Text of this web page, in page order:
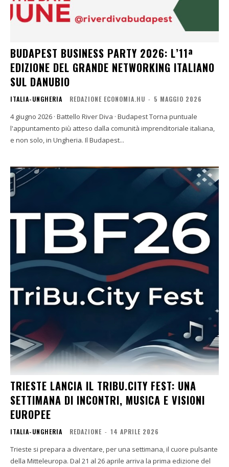
BUDAPEST BUSINESS PARTY 2026: L’11ª
EDIZIONE DEL GRANDE NETWORKING ITALIANO
SUL DANUBIO
ITALIA-UNGHERIA REDAZIONE ECONOMIA.HU - 5 MAGGIO 2026
4 giugno 2026 · Battello River Diva · Budapest Torna puntuale
l'appuntamento più atteso dalla comunità imprenditoriale italiana,
e non solo, in Ungheria. Il Budapest...
TRIESTE LANCIA IL TRIBU.CITY FEST: UNA
SETTIMANA DI INCONTRI, MUSICA E VISIONI
EUROPEE
ITALIA-UNGHERIA REDAZIONE - 14 APRILE 2026
Trieste si prepara a diventare, per una settimana, il cuore pulsante
della Mitteleuropa. Dal 21 al 26 aprile arriva la prima edizione del